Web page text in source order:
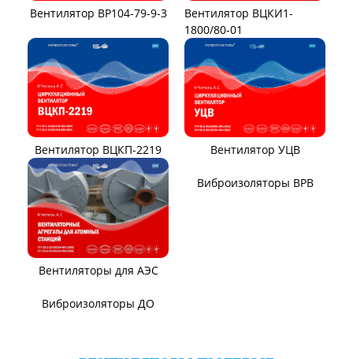
Вентилятор ВР104-79-9-3
Вентилятор ВЦКИ1-
1800/80-01
Вентилятор ВЦКП-2219 Вентилятор УЦВ
Вентиляторы для АЭС